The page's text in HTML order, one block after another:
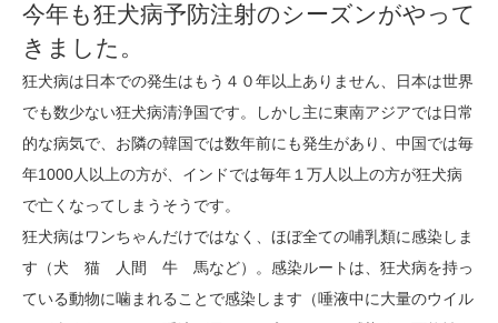
今年も狂犬病予防注射のシーズンがやって
きました。
狂犬病は日本での発生はもう４０年以上ありません、日本は世界
でも数少ない狂犬病清浄国です。しかし主に東南アジアでは日常
的な病気で、お隣の韓国では数年前にも発生があり、中国では毎
年1000人以上の方が、インドでは毎年１万人以上の方が狂犬病
で亡くなってしまうそうです。
狂犬病はワンちゃんだけではなく、ほぼ全ての哺乳類に感染しま
す（犬 猫 人間 牛 馬など）。感染ルートは、狂犬病を持っ
ている動物に噛まれることで感染します（唾液中に大量のウイル